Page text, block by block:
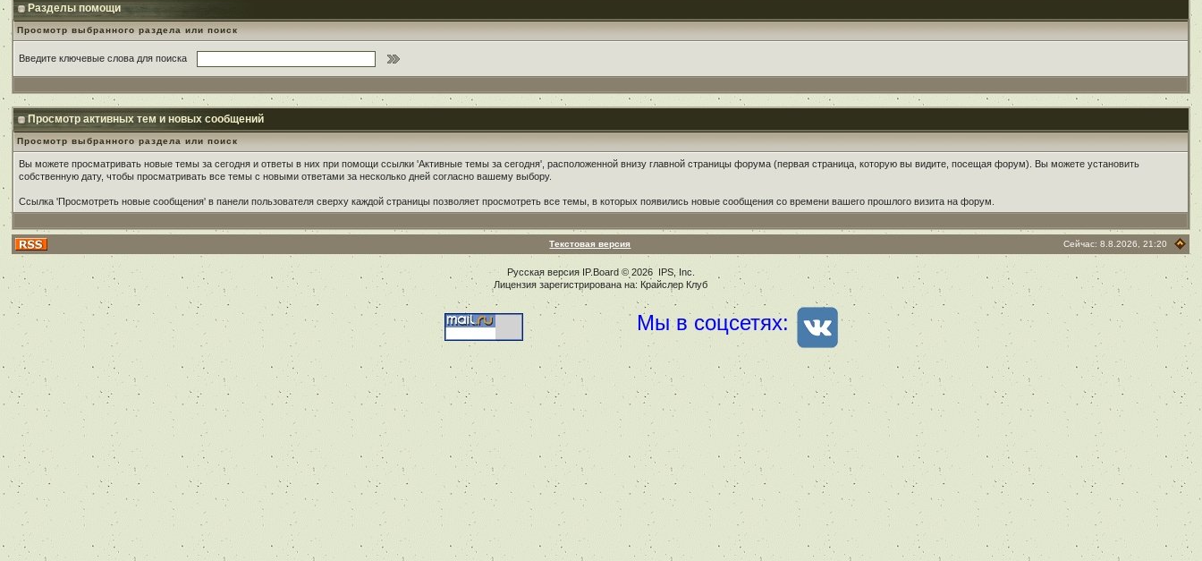
Разделы помощи
Просмотр выбранного раздела или поиск
Введите ключевые слова для поиска
Просмотр активных тем и новых сообщений
Просмотр выбранного раздела или поиск
Вы можете просматривать новые темы за сегодня и ответы в них при помощи ссылки 'Активные темы за сегодня', расположенной внизу главной страницы форума (первая страница, которую вы видите, посещая форум). Вы можете установить
собственную дату, чтобы просматривать все темы с новыми ответами за несколько дней согласно вашему выбору.
Ссылка 'Просмотреть новые сообщения' в панели пользователя сверху каждой страницы позволяет просмотреть все темы, в которых появились новые сообщения со времени вашего прошлого визита на форум.
Текстовая версия Сейчас: 8.8.2026, 21:20
Русская версия IP.Board© 2026 IPS, Inc
Лицензия зарегистрирована на: Крайслер Клуб
Мы в соцсетях: